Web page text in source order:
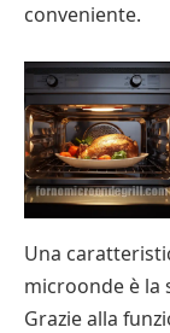
conveniente.
Una
microonde è la
Grazie alla